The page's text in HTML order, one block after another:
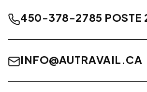
450-378-2785 POSTE
INFO@AUTRAVAIL.CA